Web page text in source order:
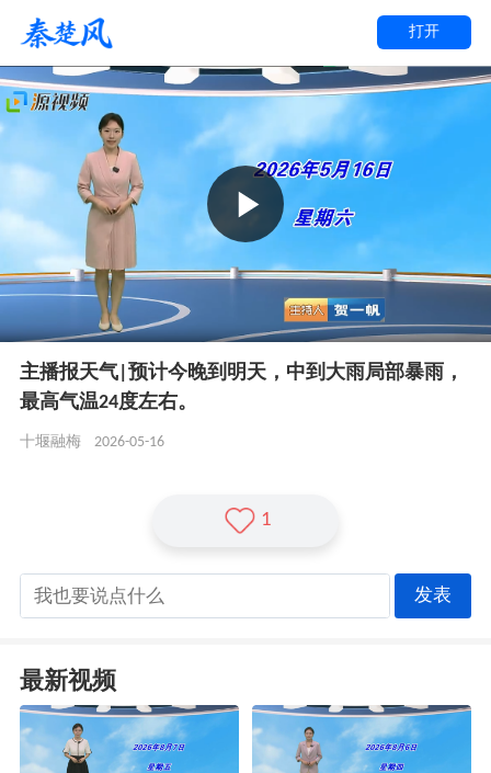
打开
主播报天气|预计今晚到明天，中到大雨局部暴雨，
最高气温24度左右。
十堰融梅 2026-05-16
1
发表
最新视频